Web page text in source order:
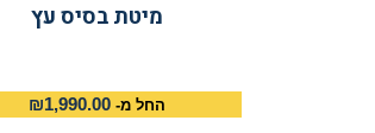
מיטת בסיס עץ
החל מ- ₪1,990.00